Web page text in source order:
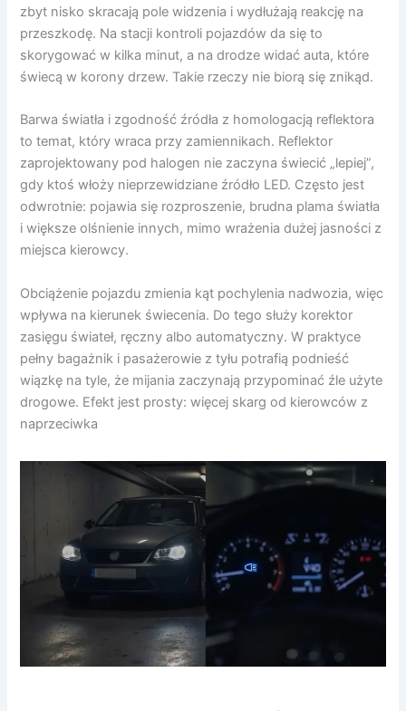
zbyt nisko skracają pole widzenia i wydłużają reakcję na
przeszkodę. Na stacji kontroli pojazdów da się to
skorygować w kilka minut, a na drodze widać auta, które
świecą w korony drzew. Takie rzeczy nie biorą się znikąd.
Barwa światła i zgodność źródła z homologacją reflektora
to temat, który wraca przy zamiennikach. Reflektor
zaprojektowany pod halogen nie zaczyna świecić „lepiej”,
gdy ktoś włoży nieprzewidziane źródło LED. Często jest
odwrotnie: pojawia się rozproszenie, brudna plama światła
i większe olśnienie innych, mimo wrażenia dużej jasności z
miejsca kierowcy.
Obciążenie pojazdu zmienia kąt pochylenia nadwozia, więc
wpływa na kierunek świecenia. Do tego służy korektor
zasięgu świateł, ręczny albo automatyczny. W praktyce
pełny bagażnik i pasażerowie z tyłu potrafią podnieść
wiązkę na tyle, że mijania zaczynają przypominać źle użyte
drogowe. Efekt jest prosty: więcej skarg od kierowców z
naprzeciwka